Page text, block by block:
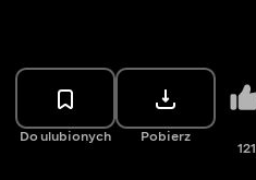
Do ulubionych Pobierz
121